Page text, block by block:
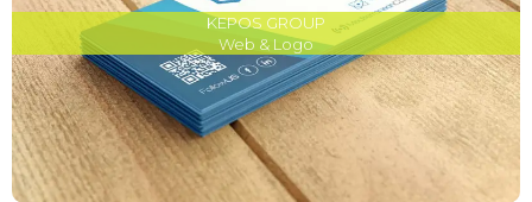
KEPOS GROUP
Web & Logo